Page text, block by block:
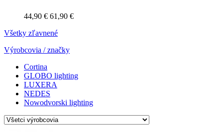
44,90 € 61,90 €
Všetky zľavnené
Výrobcovia / značky
Cortina
GLOBO lighting
LUXERA
NEDES
Nowodvorski lighting